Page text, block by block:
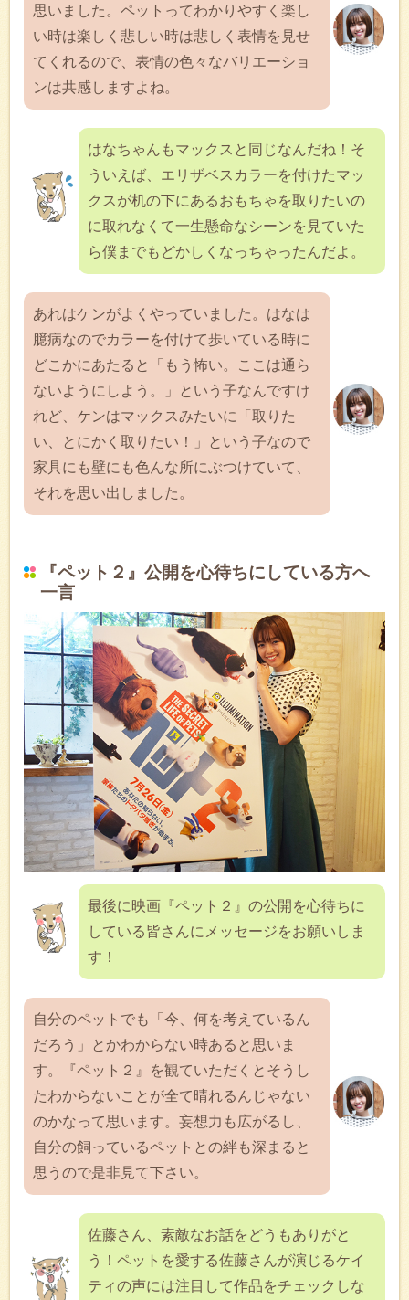
思いました。ペットってわかりやすく楽し
い時は楽しく悲しい時は悲しく表情を見せ
てくれるので、表情の色々なバリエーショ
ンは共感しますよね。
はなちゃんもマックスと同じなんだね！そ
ういえば、エリザベスカラーを付けたマッ
クスが机の下にあるおもちゃを取りたいの
に取れなくて一生懸命なシーンを見ていた
ら僕までもどかしくなっちゃったんだよ。
あれはケンがよくやっていました。はなは
臆病なのでカラーを付けて歩いている時に
どこかにあたると「もう怖い。ここは通ら
ないようにしよう。」という子なんですけ
れど、ケンはマックスみたいに「取りた
い、とにかく取りたい！」という子なので
家具にも壁にも色んな所にぶつけていて、
それを思い出しました。
『ペット２』公開を心待ちにしている方へ
一言
最後に映画『ペット２』の公開を心待ちに
している皆さんにメッセージをお願いしま
す！
自分のペットでも「今、何を考えているん
だろう」とかわからない時あると思いま
す。『ペット２』を観ていただくとそうし
たわからないことが全て晴れるんじゃない
のかなって思います。妄想力も広がるし、
自分の飼っているペットとの絆も深まると
思うので是非見て下さい。
佐藤さん、素敵なお話をどうもありがと
う！ペットを愛する佐藤さんが演じるケイ
ティの声には注目して作品をチェックしな